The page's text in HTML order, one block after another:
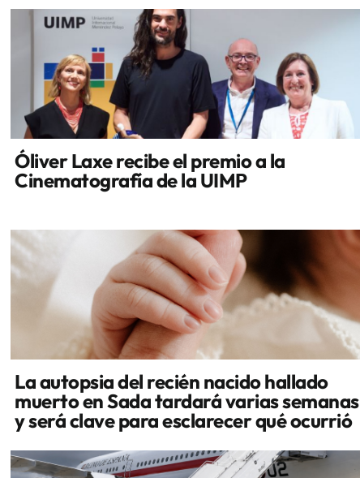
Óliver Laxe recibe el premio a la
Cinematografía de la UIMP
La autopsia del recién nacido hallado
muerto en Sada tardará varias semanas
y será clave para esclarecer qué ocurrió